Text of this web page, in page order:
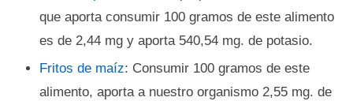
que aporta consumir 100 gramos de este alimento
es de 2,44 mg y aporta 540,54 mg. de potasio.
Fritos de maíz: Consumir 100 gramos de este
alimento, aporta a nuestro organismo 2,55 mg. de